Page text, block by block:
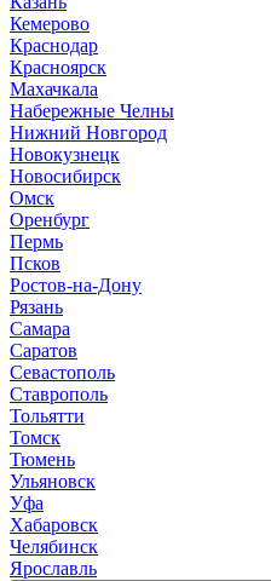
Кемерово
Краснодар
Красноярск
Махачкала
Набережные Челны
Нижний Новгород
Новокузнецк
Новосибирск
Омск
Оренбург
Пермь
Псков
Ростов-на-Дону
Рязань
Самара
Саратов
Севастополь
Ставрополь
Тольятти
Томск
Тюмень
Ульяновск
Уфа
Хабаровск
Челябинск
Ярославль